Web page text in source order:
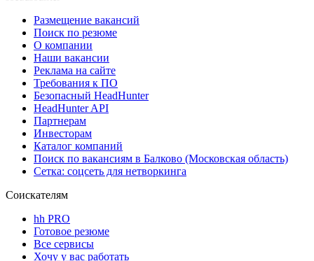
Размещение вакансий
Поиск по резюме
О компании
Наши вакансии
Реклама на сайте
Требования к ПО
Безопасный HeadHunter
HeadHunter API
Партнерам
Инвесторам
Каталог компаний
Поиск по вакансиям в Балково (Московская область)
Сетка: соцсеть для нетворкинга
Соискателям
hh PRO
Готовое резюме
Все сервисы
Хочу у вас работать